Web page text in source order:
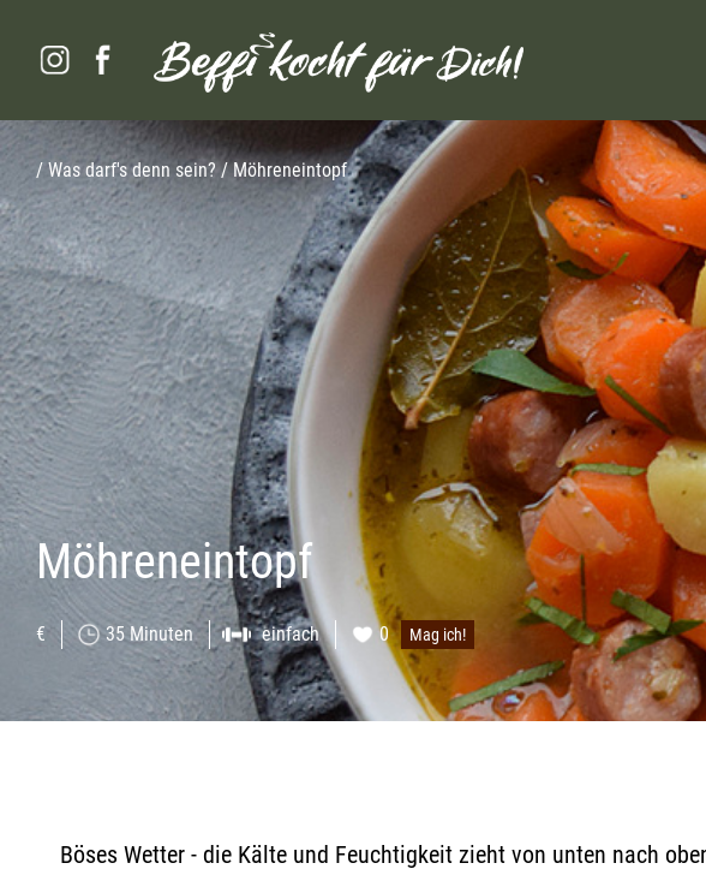
/ Was darf's denn sein? / Möhreneintopf
Möhreneintopf
€ 35 Minuten einfach 0 Mag ich!
Böses Wetter - die Kälte und Feuchtigkeit zieht von unten nach